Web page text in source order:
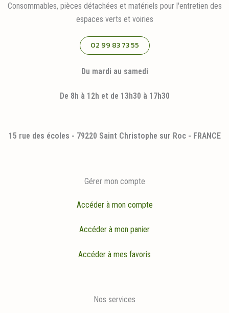
Consommables, pièces détachées et matériels pour l'entretien des
espaces verts et voiries
02 99 83 73 55
Du mardi au samedi
De 8h à 12h et de 13h30 à 17h30
15 rue des écoles - 79220 Saint Christophe sur Roc - FRANCE
Gérer mon compte
Accéder à mon compte
Accéder à mon panier
Accéder à mes favoris
Nos services